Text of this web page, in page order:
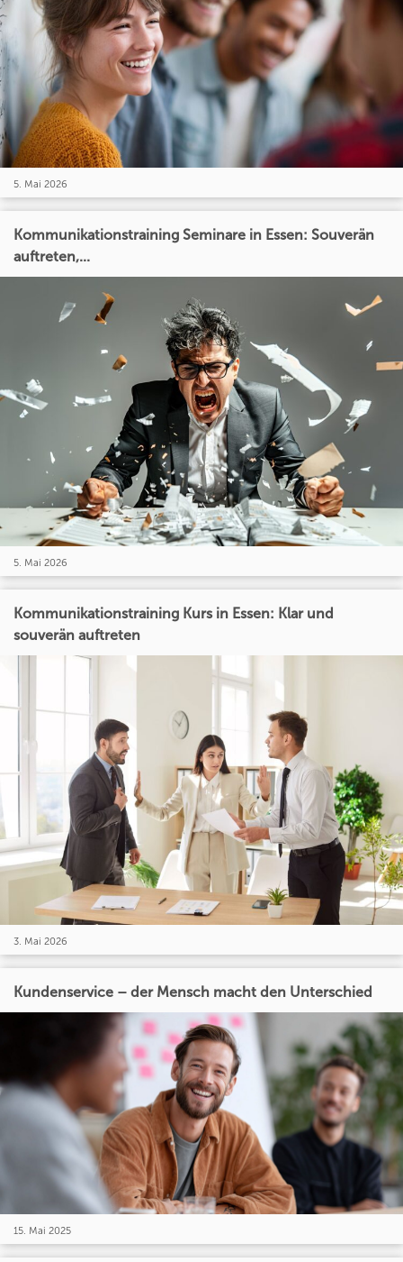
5. Mai 2026
Kommunikationstraining Seminare in Essen: Souverän
auftreten,...
5. Mai 2026
Kommunikationstraining Kurs in Essen: Klar und
souverän auftreten
3. Mai 2026
Kundenservice – der Mensch macht den Unterschied
15. Mai 2025